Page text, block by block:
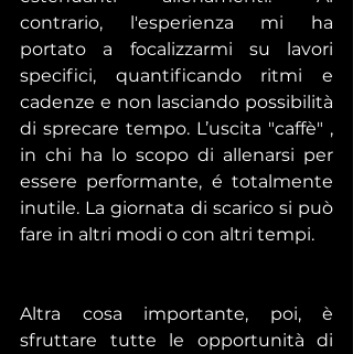
contrario, l'esperienza mi ha
portato a focalizzarmi su lavori
specifici, quantificando ritmi e
cadenze e non lasciando possibilità
di sprecare tempo. L’uscita "caffè" ,
in chi ha lo scopo di allenarsi per
essere performante, é totalmente
inutile. La giornata di scarico si può
fare in altri modi o con altri tempi.
Altra cosa importante, poi, è
sfruttare tutte le opportunità di